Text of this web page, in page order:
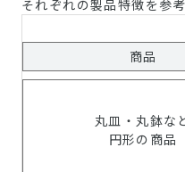
それぞれの製品特徴を参
商品
丸皿・丸鉢な
円形の商品